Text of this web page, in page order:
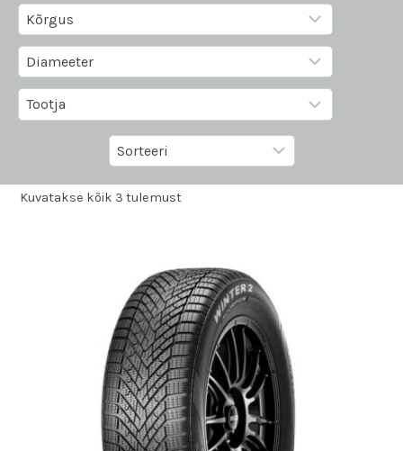
Kuvatakse kõik 3 tulemust